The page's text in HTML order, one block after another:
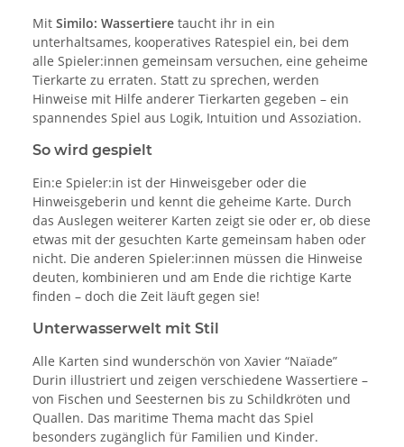
Mit Similo: Wassertiere taucht ihr in ein
unterhaltsames, kooperatives Ratespiel ein, bei dem
alle Spieler:innen gemeinsam versuchen, eine geheime
Tierkarte zu erraten. Statt zu sprechen, werden
Hinweise mit Hilfe anderer Tierkarten gegeben – ein
spannendes Spiel aus Logik, Intuition und Assoziation.
So wird gespielt
Ein:e Spieler:in ist der Hinweisgeber oder die
Hinweisgeberin und kennt die geheime Karte. Durch
das Auslegen weiterer Karten zeigt sie oder er, ob diese
etwas mit der gesuchten Karte gemeinsam haben oder
nicht. Die anderen Spieler:innen müssen die Hinweise
deuten, kombinieren und am Ende die richtige Karte
finden – doch die Zeit läuft gegen sie!
Unterwasserwelt mit Stil
Alle Karten sind wunderschön von Xavier “Naïade”
Durin illustriert und zeigen verschiedene Wassertiere –
von Fischen und Seesternen bis zu Schildkröten und
Quallen. Das maritime Thema macht das Spiel
besonders zugänglich für Familien und Kinder.